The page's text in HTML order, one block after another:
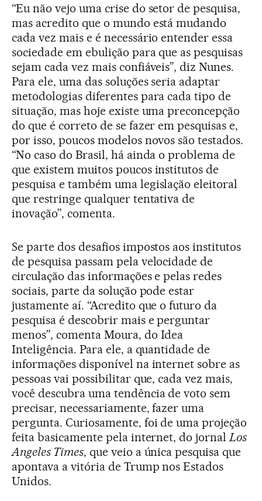
“Eu não vejo uma crise do setor de pesquisa,
mas acredito que o mundo está mudando
cada vez mais e é necessário entender essa
sociedade em ebulição para que as pesquisas
sejam cada vez mais confiáveis”, diz Nunes.
Para ele, uma das soluções seria adaptar
metodologias diferentes para cada tipo de
situação, mas hoje existe uma preconcepção
do que é correto de se fazer em pesquisas e,
por isso, poucos modelos novos são testados.
“No caso do Brasil, há ainda o problema de
que existem muitos poucos institutos de
pesquisa e também uma legislação eleitoral
que restringe qualquer tentativa de
inovação”, comenta.
Se parte dos desafios impostos aos institutos
de pesquisa passam pela velocidade de
circulação das informações e pelas redes
sociais, parte da solução pode estar
justamente aí. “Acredito que o futuro da
pesquisa é descobrir mais e perguntar
menos”, comenta Moura, do Idea
Inteligência. Para ele, a quantidade de
informações disponível na internet sobre as
pessoas vai possibilitar que, cada vez mais,
você descubra uma tendência de voto sem
precisar, necessariamente, fazer uma
pergunta. Curiosamente, foi de uma projeção
feita basicamente pela internet, do jornal Los
Angeles Times, que veio a única pesquisa que
apontava a vitória de Trump nos Estados
Unidos.